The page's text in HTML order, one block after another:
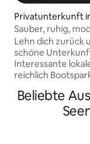
Privatunterkunft
vasu City
Sauber, ruhig,
Haus
Lehn dich zurück
schöne
Interessante
reichlich
den Nachmittag
Grill zum
am See.
Beliebte